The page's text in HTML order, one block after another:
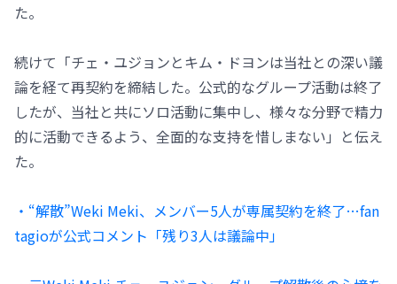
た。
続けて「チェ・ユジョンとキム・ドヨンは当社との深い議
論を経て再契約を締結した。公式的なグループ活動は終了
したが、当社と共にソロ活動に集中し、様々な分野で精力
的に活動できるよう、全面的な支持を惜しまない」と伝え
た。
・“解散”Weki Meki、メンバー5人が専属契約を終了…fan
tagioが公式コメント「残り3人は議論中」